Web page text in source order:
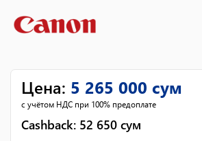
Цена: 5 265 000 сум
с учётом НДС при 100% предоплате
Cashback: 52 650 сум